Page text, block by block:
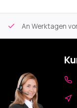
An Werktagen